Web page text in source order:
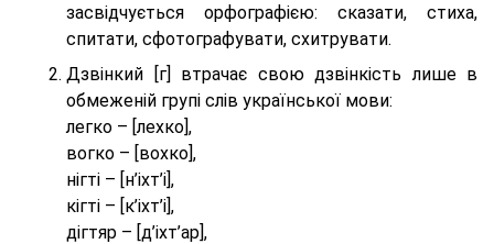
засвідчується орфографією: сказати, стиха,
спитати, сфотографувати, схитрувати.
Дзвінкий [г] втрачає свою дзвінкість лише в
обмеженій групі слів української мови:
легко – [лехко],
вогко – [вохко],
нігті – [н’іхт’і],
кігті – [к’іхт’і],
дігтяр – [д’іхт’ар],